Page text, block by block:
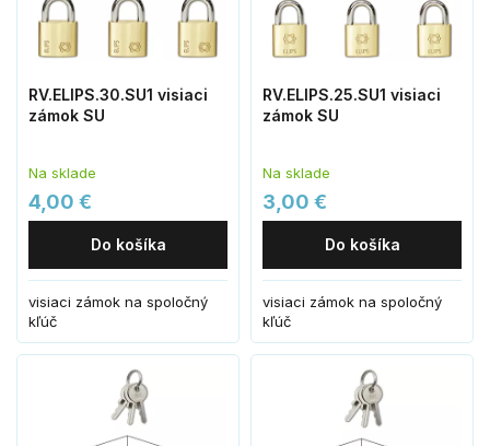
RV.ELIPS.30.SU1 visiaci
zámok SU
Na sklade
4,00 €
Do košíka
visiaci zámok na spoločný
kľúč
RV.ELIPS.25.SU1 visiaci
zámok SU
Na sklade
3,00 €
Do košíka
visiaci zámok na spoločný
kľúč